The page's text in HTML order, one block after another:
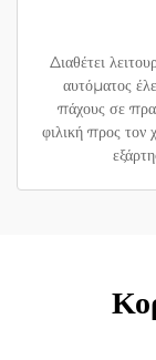
Διαθέτει
αυτόματος
πάχους σε
φιλική προς τον